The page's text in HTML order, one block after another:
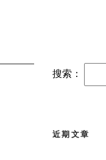
始于1978年，
【标准・方案・指南】布
项指南征求意见稿
搜索：
近期文章